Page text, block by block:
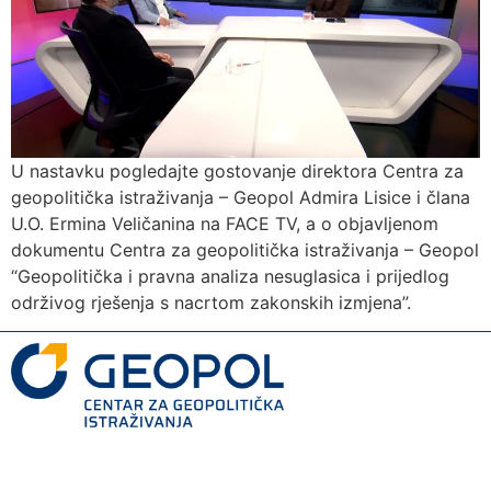
U nastavku pogledajte gostovanje direktora Centra za
geopolitička istraživanja – Geopol Admira Lisice i člana
U.O. Ermina Veličanina na FACE TV, a o objavljenom
dokumentu Centra za geopolitička istraživanja – Geopol
“Geopolitička i pravna analiza nesuglasica i prijedlog
održivog rješenja s nacrtom zakonskih izmjena”.